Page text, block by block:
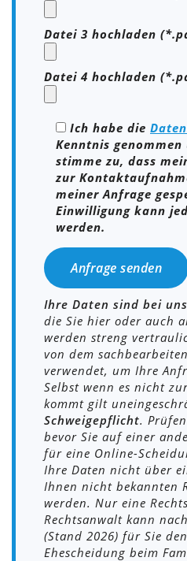
Datei 3 hochladen
Datei 4 hochladen
Ich habe die
Kenntnis
stimme zu, dass
zur
meiner Anfrage
Einwilligung kann
werden.
Bitte lasse dieses Feld
Ihre Daten sind bei
die Sie hier oder auch
werden streng
von dem
verwendet, um Ihre
Selbst wenn es nicht
kommt gilt
Schweigepflicht.
bevor Sie auf einer
für eine Online-
Ihre Daten nicht über
Ihnen nicht bekannten
werden. Nur eine
Rechtsanwalt kann
(Stand 2026) für Sie
Ehescheidung beim